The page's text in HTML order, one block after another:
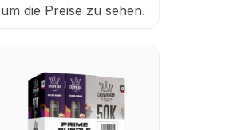
um die Preise zu sehen.